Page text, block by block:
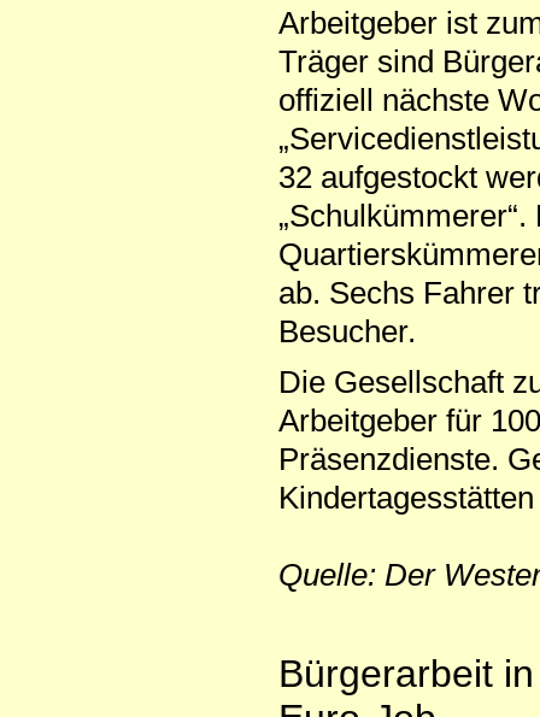
Arbeitgeber ist
Träger sind
offiziell nächste
32 aufgestockt
ab. Sechs Fahrer
Besucher.
Die Gesellschaft
Arbeitgeber für
Präsenzdienste.
Quelle: Der
Bürgerarbeit